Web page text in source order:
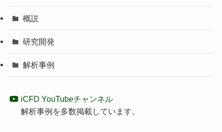
概説
研究開発
解析事例
iCFD YouTubeチャンネル
解析事例を多数掲載しています。